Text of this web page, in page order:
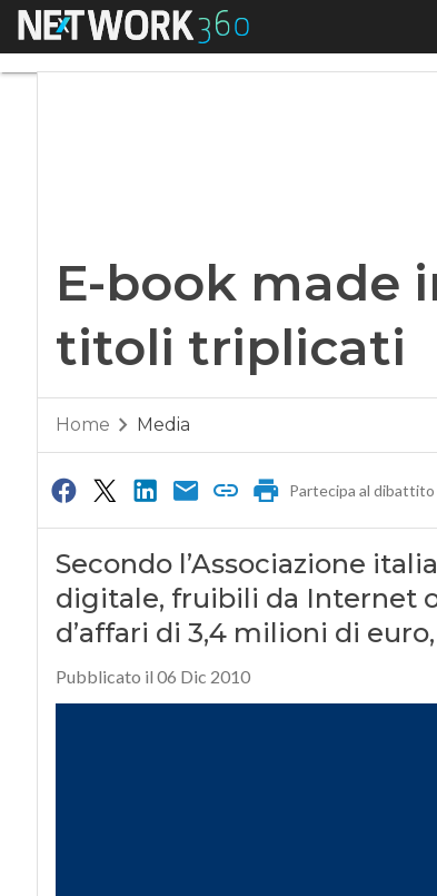
Menu
E-book made
titoli triplicati
Home Media
Partecipa al dibattito
Secondo l’Associazione
digitale, fruibili da Internet o
d’affari di 3,4 milioni di
Pubblicato il 06 Dic 2010